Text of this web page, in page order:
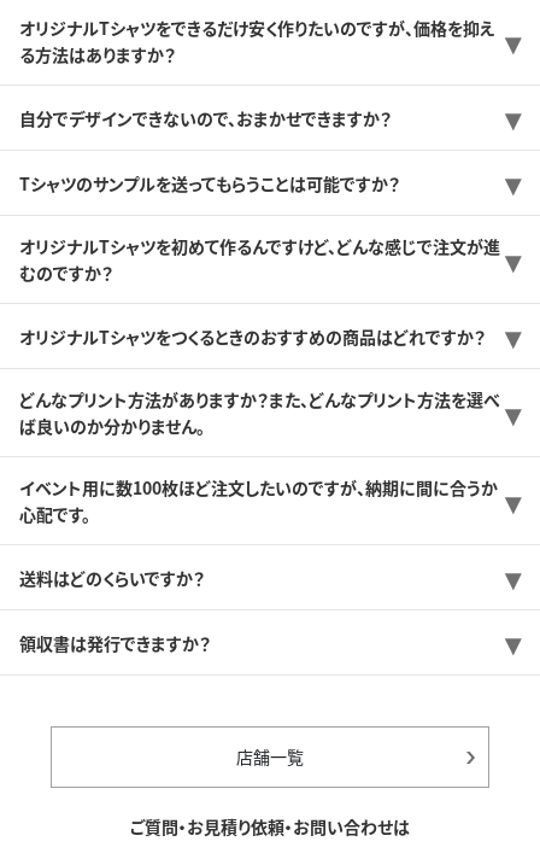
オリジナルTシャツをできるだけ安く作りたいのですが、価格を抑え
る方法はありますか？
自分でデザインできないので、おまかせできますか？
Tシャツのサンプルを送ってもらうことは可能ですか？
オリジナルTシャツを初めて作るんですけど、どんな感じで注文が進
むのですか？
オリジナルTシャツをつくるときのおすすめの商品はどれですか？
どんなプリント方法がありますか？また、どんなプリント方法を選べ
ば良いのか分かりません。
イベント用に数100枚ほど注文したいのですが、納期に間に合うか
心配です。
送料はどのくらいですか？
領収書は発行できますか？
店舗一覧
ご質問・お見積り依頼・お問い合わせは